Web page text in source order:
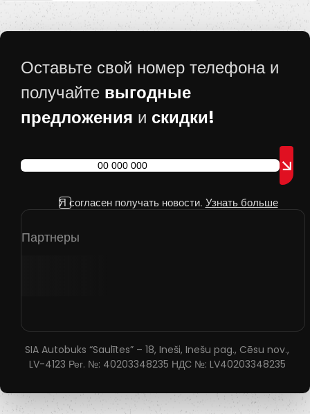
Оставьте свой номер телефона и
получайте выгодные
предложения и скидки!
Я согласен получать новости. Узнать больше
Партнеры
SIA Autobuks “Saulītes” – 18, Ineši, Inešu pag., Cēsu nov.,
LV-4123 Рег. №: 40203348235 НДС №: LV40203348235